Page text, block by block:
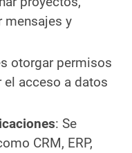
mensajes y
otorgar permisos
acceso a datos
: Se
CRM, ERP,